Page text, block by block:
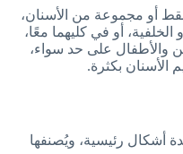
أو مجموعة من الأسنان،
أو في كليهما معًا،
والأطفال على حد سواء،
الأسنان بكثرة.
أشكال رئيسية، ويُصنفها